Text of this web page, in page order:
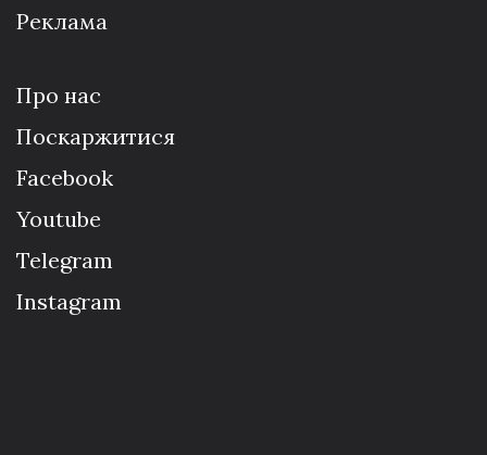
Реклама
Про нас
Поскаржитися
Facebook
Youtube
Telegram
Instagram